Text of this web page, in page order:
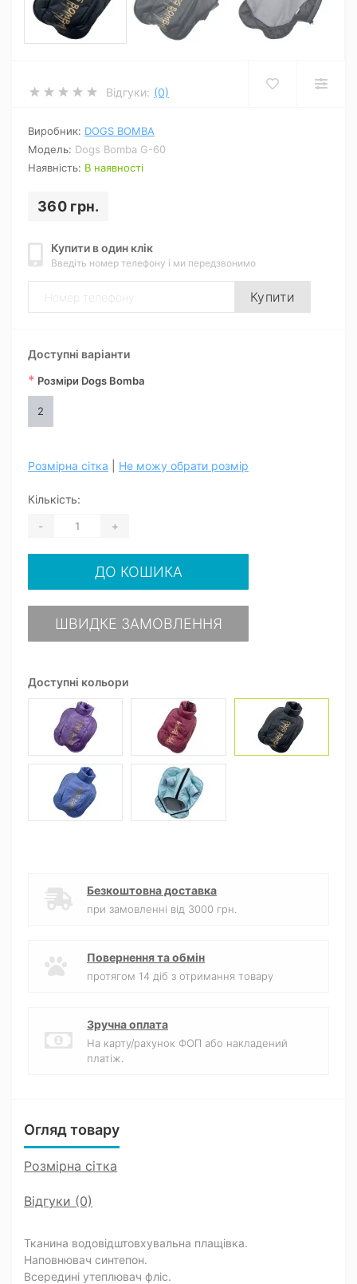
Відгуки: (0)
Виробник: DOGS BOMBA
Модель: Dogs Bomba G-60
Наявність: В наявності
360 грн.
Купити в один клік
Введіть номер телефону і ми передзвонимо
Купити
Доступні кольори
Доступні варіанти
* Розміри Dogs Bomba
2
Розмірна сітка Не можу обрати розмір
Кількість:
- +
ДО КОШИКА
ШВИДКЕ ЗАМОВЛЕННЯ
Безкоштовна доставка
при замовленні від 3000 грн.
Повернення та обмін
протягом 14 діб з отримання товару
Зручна оплата
На карту/рахунок ФОП або накладений
платіж.
Огляд товару
Розмірна сітка
Відгуки (0)
Тканина водовідштовхувальна плащівка.
Наповнювач синтепон.
Всередині утеплювач фліс.